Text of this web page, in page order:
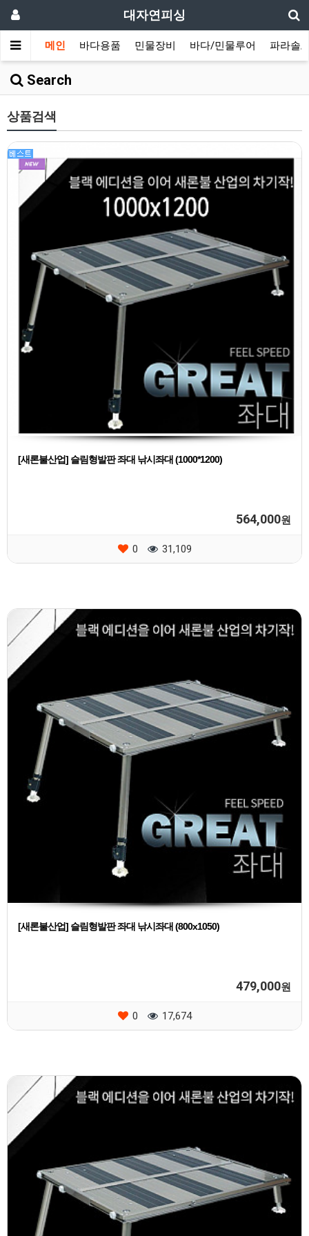
대자연피싱
메인 바다용품 민물장비 바다/민물루어 파라솔/
Search
상품검색
[새론불산업] 슬림형발판 좌대 낚시좌대 (1000*1200)
564,000원
0 31,109
[새론불산업] 슬림형발판 좌대 낚시좌대 (800x1050)
479,000원
0 17,674